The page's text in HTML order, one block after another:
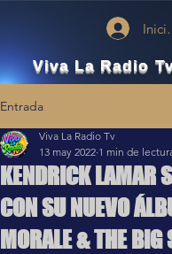
Viva La Radio
Entrada
KENDRICK LAMAR
CON SU NUEVO
MORALE & THE BIG
Viva La Radio Tv
13 may 2022 1 min de